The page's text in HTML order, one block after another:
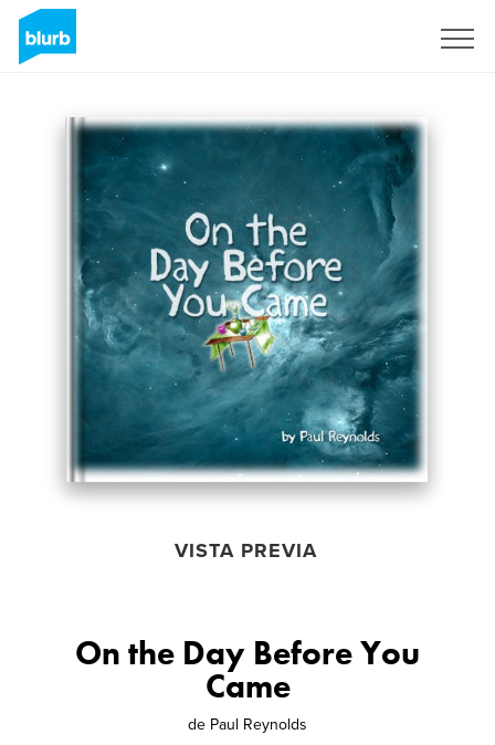
VISTA PREVIA
On the Day Before You
Came
de Paul Reynolds